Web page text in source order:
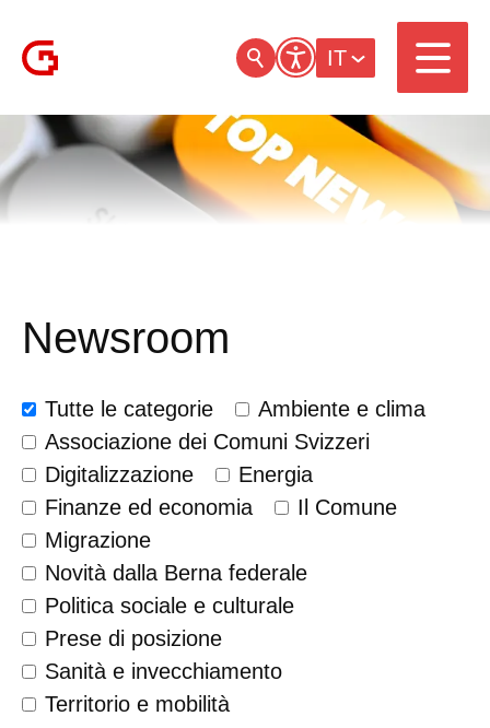
IT
Newsroom
Tutte le categorie
Ambiente e clima
Associazione dei Comuni Svizzeri
Digitalizzazione
Energia
Finanze ed economia
Il Comune
Migrazione
Novità dalla Berna federale
Politica sociale e culturale
Prese di posizione
Sanità e invecchiamento
Territorio e mobilità